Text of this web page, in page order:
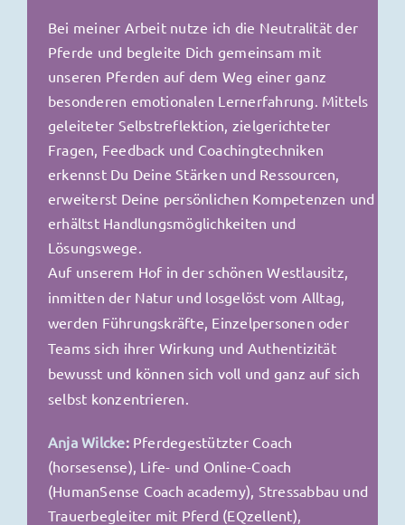
Bei meiner Arbeit nutze ich die Neutralität der
Pferde und begleite Dich gemeinsam mit
unseren Pferden auf dem Weg einer ganz
besonderen emotionalen Lernerfahrung. Mittels
geleiteter Selbstreflektion, zielgerichteter
Fragen, Feedback und Coachingtechniken
erkennst Du Deine Stärken und Ressourcen,
erweiterst Deine persönlichen Kompetenzen und
erhältst Handlungsmöglichkeiten und
Lösungswege.
Auf unserem Hof in der schönen Westlausitz,
inmitten der Natur und losgelöst vom Alltag,
werden Führungskräfte, Einzelpersonen oder
Teams sich ihrer Wirkung und Authentizität
bewusst und können sich voll und ganz auf sich
selbst konzentrieren.
Anja Wilcke: Pferdegestützter Coach
(horsesense), Life- und Online-Coach
(HumanSense Coach academy), Stressabbau und
Trauerbegleiter mit Pferd (EQzellent),